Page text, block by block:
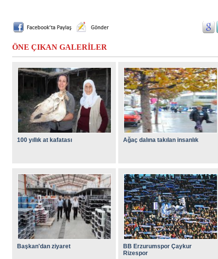
ÖNE ÇIKAN GALERİLER
100 yıllık at kafatası Ağaç dalına takılan insanlık
Başkan'dan ziyaret
BB Erzurumspor Çaykur
Rizespor